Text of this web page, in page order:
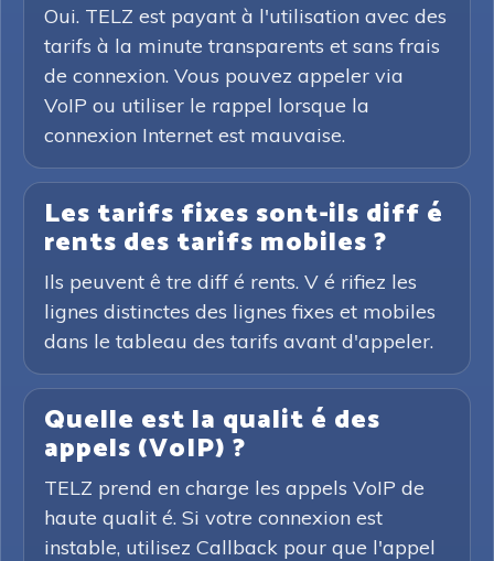
Oui. TELZ est payant à l'utilisation avec des
tarifs à la minute transparents et sans frais
de connexion. Vous pouvez appeler via
VoIP ou utiliser le rappel lorsque la
connexion Internet est mauvaise.
Les tarifs fixes sont-ils diff é
rents des tarifs mobiles ?
Ils peuvent ê tre diff é rents. V é rifiez les
lignes distinctes des lignes fixes et mobiles
dans le tableau des tarifs avant d'appeler.
Quelle est la qualit é des
appels (VoIP) ?
TELZ prend en charge les appels VoIP de
haute qualit é. Si votre connexion est
instable, utilisez Callback pour que l'appel